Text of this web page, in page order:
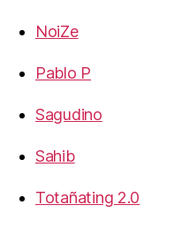
NoiZe
Pablo P
Sagudino
Sahib
Totañating 2.0